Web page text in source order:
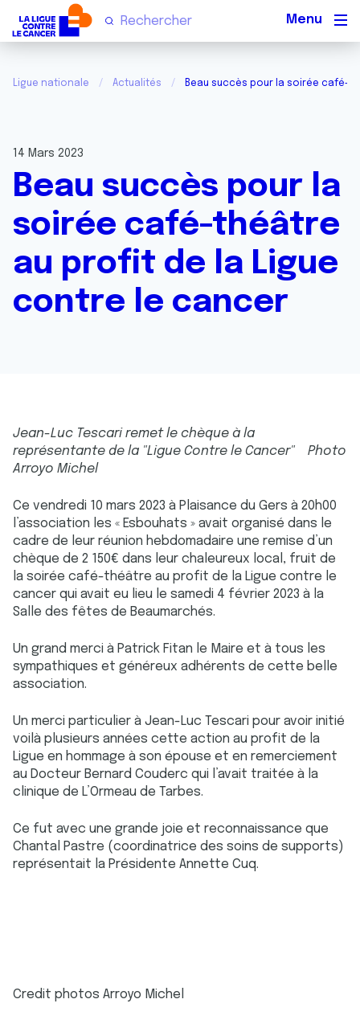
Ligue nationale Actualités Beau succès pour la soirée café-
14 Mars 2023
Beau succès pour la
soirée café-théâtre
au profit de la Ligue
contre le cancer
Jean-Luc Tescari remet le chèque à la
représentante de la "Ligue Contre le Cancer" Photo
Arroyo Michel
Ce vendredi 10 mars 2023 à Plaisance du Gers à 20h00
l’association les « Esbouhats » avait organisé dans le
cadre de leur réunion hebdomadaire une remise d’un
chèque de 2 150€ dans leur chaleureux local, fruit de
la soirée café-théâtre au profit de la Ligue contre le
cancer qui avait eu lieu le samedi 4 février 2023 à la
Salle des fêtes de Beaumarchés.
Un grand merci à Patrick Fitan le Maire et à tous les
sympathiques et généreux adhérents de cette belle
association.
Un merci particulier à Jean-Luc Tescari pour avoir initié
voilà plusieurs années cette action au profit de la
Ligue en hommage à son épouse et en remerciement
au Docteur Bernard Couderc qui l’avait traitée à la
clinique de L’Ormeau de Tarbes.
Ce fut avec une grande joie et reconnaissance que
Chantal Pastre (coordinatrice des soins de supports)
représentait la Présidente Annette Cuq.
Credit photos Arroyo Michel